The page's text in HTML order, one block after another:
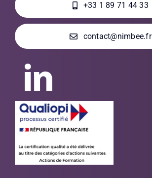
+33 1 89 71 44 33
contact@nimbee.fr